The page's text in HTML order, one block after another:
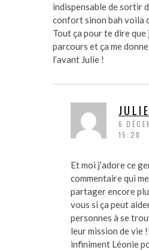
indispensable de sortir
confort sinon bah voila
Tout ça pour te dire que
parcours et ça me
l’avant Julie !
JULIE
6
15:28
Et moi j’adore ce
commentaire qui
partager encore
vous si ça peut
personnes à se
leur mission de vie
infiniment Léonie